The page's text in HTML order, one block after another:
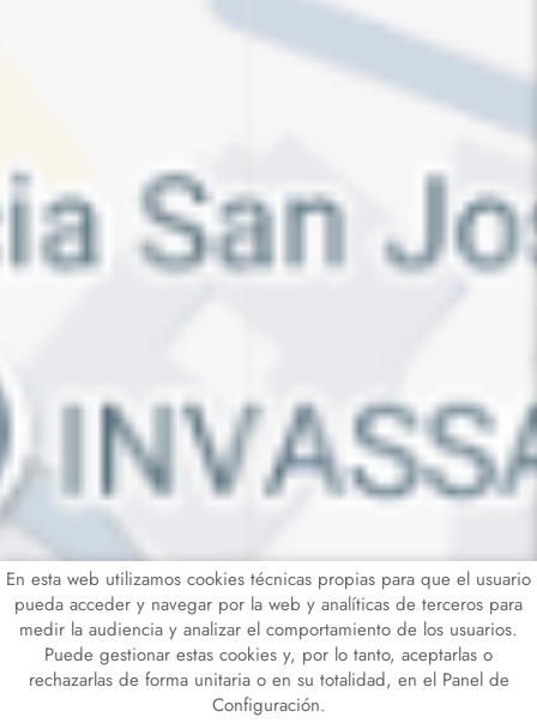
En esta web utilizamos cookies técnicas propias para que el usuario
pueda acceder y navegar por la web y analíticas de terceros para
medir la audiencia y analizar el comportamiento de los usuarios.
Puede gestionar estas cookies y, por lo tanto, aceptarlas o
rechazarlas de forma unitaria o en su totalidad, en el Panel de
Configuración.